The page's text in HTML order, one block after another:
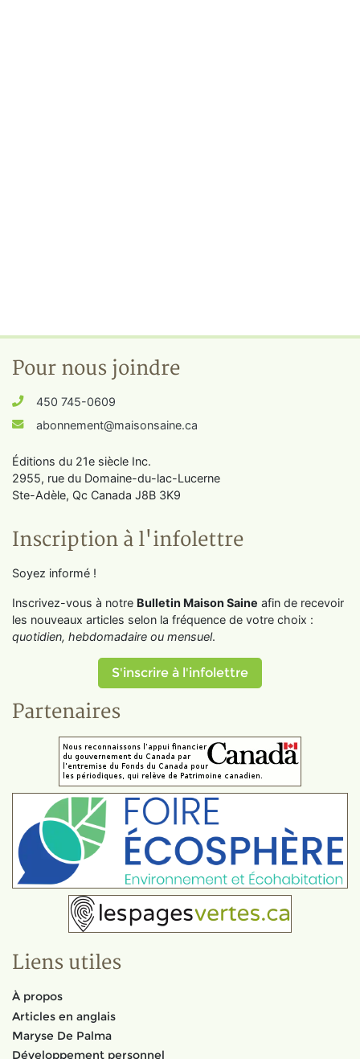
Pour nous joindre
450 745-0609
abonnement@maisonsaine.ca
Éditions du 21e siècle Inc.
2955, rue du Domaine-du-lac-Lucerne
Ste-Adèle, Qc Canada J8B 3K9
Inscription à l'infolettre
Soyez informé !
Inscrivez-vous à notre Bulletin Maison Saine afin de recevoir
les nouveaux articles selon la fréquence de votre choix :
quotidien, hebdomadaire ou mensuel.
S'inscrire à l'infolettre
Partenaires
Liens utiles
À propos
Articles en anglais
Maryse De Palma
Développement personnel